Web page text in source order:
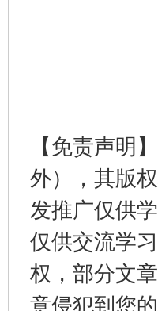
【免责声明
外），其版
发推广仅供
仅供交流学
权，部分文
意侵犯到您
公平竞争审查“十大